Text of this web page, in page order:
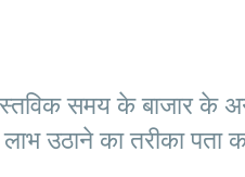
समय के बाजार के
उठाने का तरीका पता